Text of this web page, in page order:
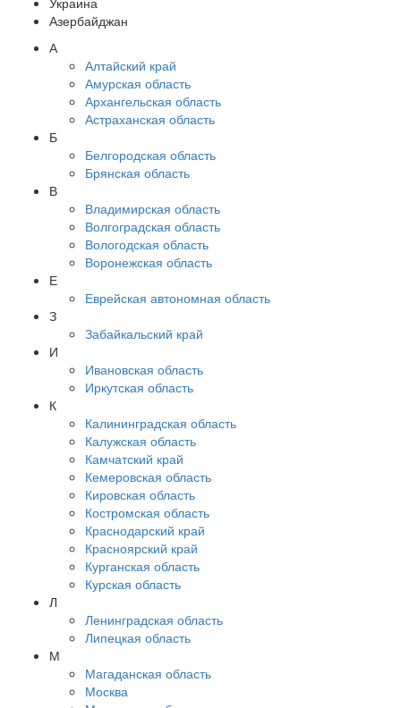
Азербайджан
А
Алтайский край
Амурская область
Архангельская область
Астраханская область
Б
Белгородская область
Брянская область
В
Владимирская область
Волгоградская область
Вологодская область
Воронежская область
Е
Еврейская автономная область
З
Забайкальский край
И
Ивановская область
Иркутская область
К
Калининградская область
Калужская область
Камчатский край
Кемеровская область
Кировская область
Костромская область
Краснодарский край
Красноярский край
Курганская область
Курская область
Л
Ленинградская область
Липецкая область
М
Магаданская область
Москва